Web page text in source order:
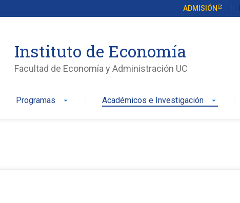
ADMISIÓN
Instituto de Economía
Facultad de Economía y Administración UC
Programas arrow_drop_down Académicos e Investigación arrow_drop_down